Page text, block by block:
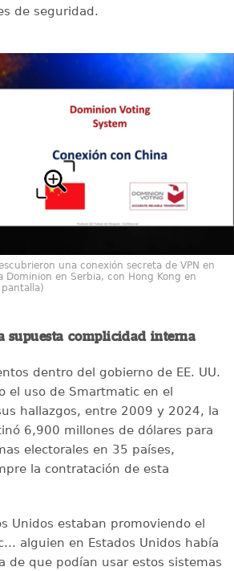
de seguridad.
una conexión secreta de VPN en
Dominion en Serbia, con Hong Kong en
supuesta complicidad interna
dentro del gobierno de EE. UU.
el uso de Smartmatic en el
hallazgos, entre 2009 y 2024, la
6,900 millones de dólares para
electorales en 35 países,
la contratación de esta
Unidos estaban promoviendo el
alguien en Estados Unidos había
de que podían usar estos sistemas